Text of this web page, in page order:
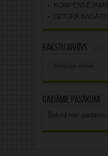
UZTURA
Rakstu arhīvs
Gaidāmie pasākumi
Šobrīd nav gaidāmo